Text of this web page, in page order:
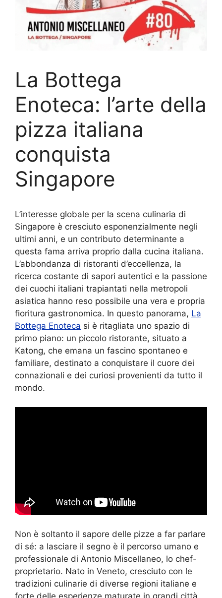
La Bottega
Enoteca: l’arte della
pizza italiana
conquista
Singapore
L’interesse globale per la scena culinaria di
Singapore è cresciuto esponenzialmente negli
ultimi anni, e un contributo determinante a
questa fama arriva proprio dalla cucina italiana.
L’abbondanza di ristoranti d’eccellenza, la
ricerca costante di sapori autentici e la passione
dei cuochi italiani trapiantati nella metropoli
asiatica hanno reso possibile una vera e propria
fioritura gastronomica. In questo panorama, La
Bottega Enoteca si è ritagliata uno spazio di
primo piano: un piccolo ristorante, situato a
Katong, che emana un fascino spontaneo e
familiare, destinato a conquistare il cuore dei
connazionali e dei curiosi provenienti da tutto il
mondo.
Non è soltanto il sapore delle pizze a far parlare
di sé: a lasciare il segno è il percorso umano e
professionale di Antonio Miscellaneo, lo chef-
proprietario. Nato in Veneto, cresciuto con le
tradizioni culinarie di diverse regioni italiane e
forte delle esperienze maturate in grandi città